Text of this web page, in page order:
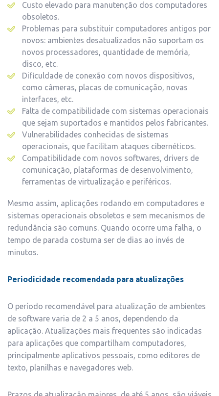
Custo elevado para manutenção dos computadores
obsoletos.
Problemas para substituir computadores antigos por
novos: ambientes desatualizados não suportam os
novos processadores, quantidade de memória,
disco, etc.
Dificuldade de conexão com novos dispositivos,
como câmeras, placas de comunicação, novas
interfaces, etc.
Falta de compatibilidade com sistemas operacionais
que sejam suportados e mantidos pelos fabricantes.
Vulnerabilidades conhecidas de sistemas
operacionais, que facilitam ataques cibernéticos.
Compatibilidade com novos softwares, drivers de
comunicação, plataformas de desenvolvimento,
ferramentas de virtualização e periféricos.
Mesmo assim, aplicações rodando em computadores e
sistemas operacionais obsoletos e sem mecanismos de
redundância são comuns. Quando ocorre uma falha, o
tempo de parada costuma ser de dias ao invés de
minutos.
Periodicidade recomendada para atualizações
O período recomendável para atualização de ambientes
de software varia de 2 a 5 anos, dependendo da
aplicação. Atualizações mais frequentes são indicadas
para aplicações que compartilham computadores,
principalmente aplicativos pessoais, como editores de
texto, planilhas e navegadores web.